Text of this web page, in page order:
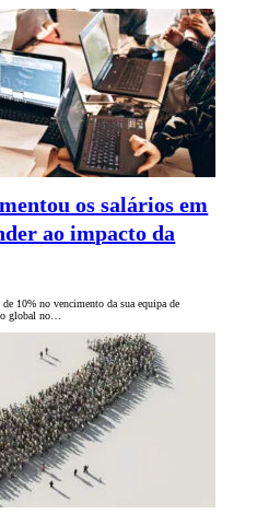
os salários em
ao impacto da
10% no vencimento da sua equipa de
global no…